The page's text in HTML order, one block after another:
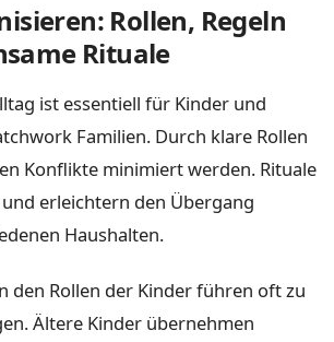
Rollen, Regeln
Rituale
ist essentiell für Kinder und
Familien. Durch klare Rollen
Konflikte minimiert werden. Rituale
erleichtern den Übergang
Haushalten.
den Rollen der Kinder führen oft zu
Ältere Kinder übernehmen